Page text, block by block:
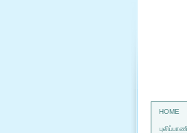
HOME